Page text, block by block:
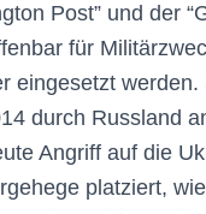
Post” und der
für
eingesetzt
durch Russland
Angriff auf die
platziert,